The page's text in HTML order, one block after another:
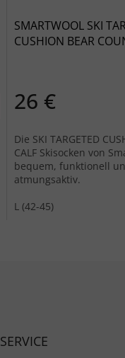
SMARTWOOL SKI
CUSHION BEAR
26 €
Die SKI TARGETED
CALF Skisocken von
bequem, funktionell
atmungsaktiv.
L (42-45)
SERVICE